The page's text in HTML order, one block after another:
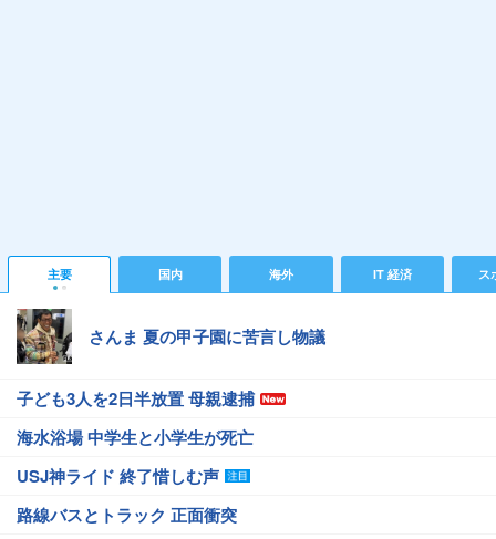
主要 国内 海外 IT 経済 ス
さんま 夏の甲子園に苦言し物議
子ども3人を2日半放置 母親逮捕
海水浴場 中学生と小学生が死亡
USJ神ライド 終了惜しむ声
路線バスとトラック 正面衝突